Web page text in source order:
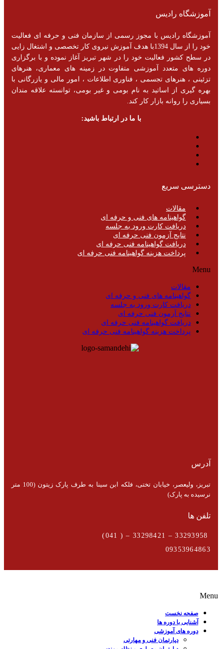
آموزشگاه رادیس
آموزشگاه رادیس با مجوز رسمی از سازمان فنی و حرفه ای فعالیت
خود را از سال 1394با هدف آموزش نیروی کار تخصصی و اشتغال زایی
در سطح کشور فعالیت خود را در شهر تبریز آغاز نموده و با برگزاری
دوره های متعدد آموزشی متفاوت در زمینه های معماری، هنرهای
تزئینی ، هنرهای تجسمی ، فناوری اطلاعات ، امور مالی و یازرگانی با
بهره گیری از اساتید به نام بومی و غیر بومی، توانسته علاقه مندان
بسیاری را روانه بازار کار کند.
با ما در ارتباط باشید:
دسترسی سریع
مقالات
گواهینامه های فنی و حرفه ای
دریافت کارت ورود به جلسه
نتایج آزمون فنی حرفه ای
دریافت گواهینامه فنی حرفه ای
پرداخت هزینه گواهینامه فنی حرفه ای
Menu
مقالات
گواهینامه های فنی و حرفه ای
دریافت کارت ورود به جلسه
نتایج آزمون فنی حرفه ای
دریافت گواهینامه فنی حرفه ای
پرداخت هزینه گواهینامه فنی حرفه ای
آدرس
تبریز، ولیعصر، خیابان تختی، فلکه ابن سینا به طرف پارک زیتون (100 متر
نرسیده به پارک)
تلفن ها
09353964863
Menu
صفحه نخست
آشنایی با دوره ها
دوره های آموزشی
دپارتمان فنی و مهارتی